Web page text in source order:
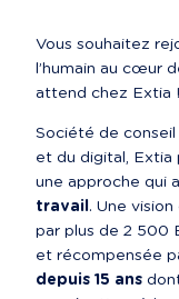
Vous souhaitez
l’humain au cœur
attend chez Extia !
Société de conseil
et du digital, Extia
une approche qui
travail. Une vision
par plus de 2 500
et récompensée
depuis 15 ans